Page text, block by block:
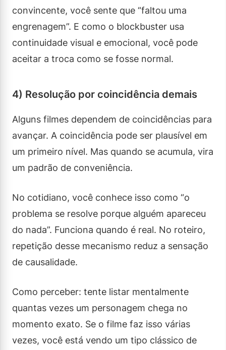
convincente, você sente que “faltou uma
engrenagem”. E como o blockbuster usa
continuidade visual e emocional, você pode
aceitar a troca como se fosse normal.
4) Resolução por coincidência demais
Alguns filmes dependem de coincidências para
avançar. A coincidência pode ser plausível em
um primeiro nível. Mas quando se acumula, vira
um padrão de conveniência.
No cotidiano, você conhece isso como “o
problema se resolve porque alguém apareceu
do nada”. Funciona quando é real. No roteiro,
repetição desse mecanismo reduz a sensação
de causalidade.
Como perceber: tente listar mentalmente
quantas vezes um personagem chega no
momento exato. Se o filme faz isso várias
vezes, você está vendo um tipo clássico de